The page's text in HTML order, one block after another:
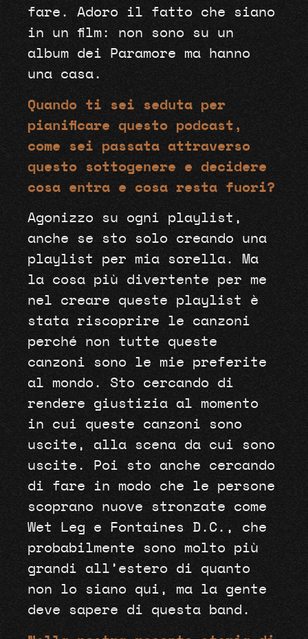
fare. Adoro il fatto che siano
in un film: non sono su un
album dei Paramore ma hanno
una casa.
Quando ti sei seduta per
pianificare questo podcast,
come sei passata attraverso
questo sottogenere e decidere
cosa entra e cosa resta fuori?
Agonizzo su ogni playlist,
anche se sto solo creando una
playlist per mia sorella. Ma
la cosa più divertente per me
nel creare queste playlist è
stata riscoprire le canzoni
perché non tutte queste
canzoni sono le mie preferite
al mondo. Sto cercando di
rendere giustizia al momento
in cui queste canzoni sono
uscite, alla scena da cui sono
uscite. Poi sto anche cercando
di fare in modo che le persone
scoprano nuove stronzate come
Wet Leg e Fontaines D.C., che
probabilmente sono molto più
grandi all’estero di quanto
non lo siano qui, ma la gente
deve sapere di questa band.